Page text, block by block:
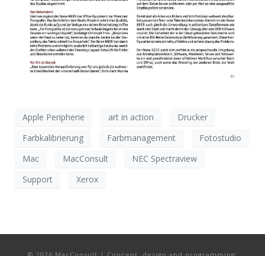
Apple Peripherie art in action
Drucker
Farbkalibrierung
Farbmanagement
Fotostudio
Mac
MacConsult
NEC Spectraview
Support
Xerox